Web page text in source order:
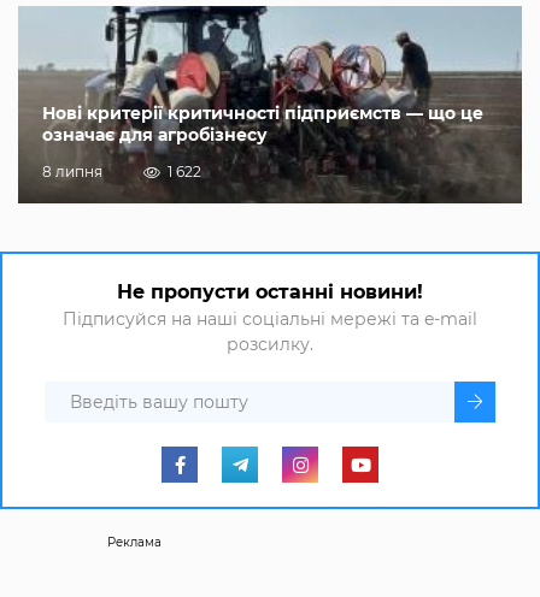
Нові критерії критичності підприємств — що це
означає для агробізнесу
8 липня 1 622
Не пропусти останні новини!
Підписуйся на наші соціальні мережі та e-mail
розсилку.
Реклама